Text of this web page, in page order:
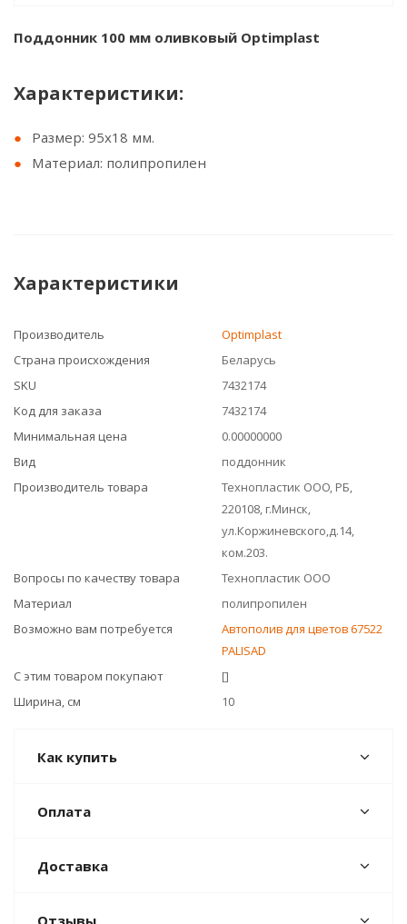
Поддонник 100 мм оливковый Optimplast
Характеристики:
Размер: 95х18 мм.
Материал: полипропилен
Характеристики
Производитель
Optimplast
Страна происхождения
Беларусь
SKU
7432174
Код для заказа
7432174
Минимальная цена
0.00000000
Вид
поддонник
Производитель товара
Технопластик ООО, РБ,
220108, г.Минск,
ул.Коржиневского,д.14,
ком.203.
Вопросы по качеству товара
Технопластик ООО
Материал
полипропилен
Возможно вам потребуется
Автополив для цветов 67522
PALISAD
С этим товаром покупают
[]
Ширина, см
10
Как купить
Оплата
Доставка
Отзывы